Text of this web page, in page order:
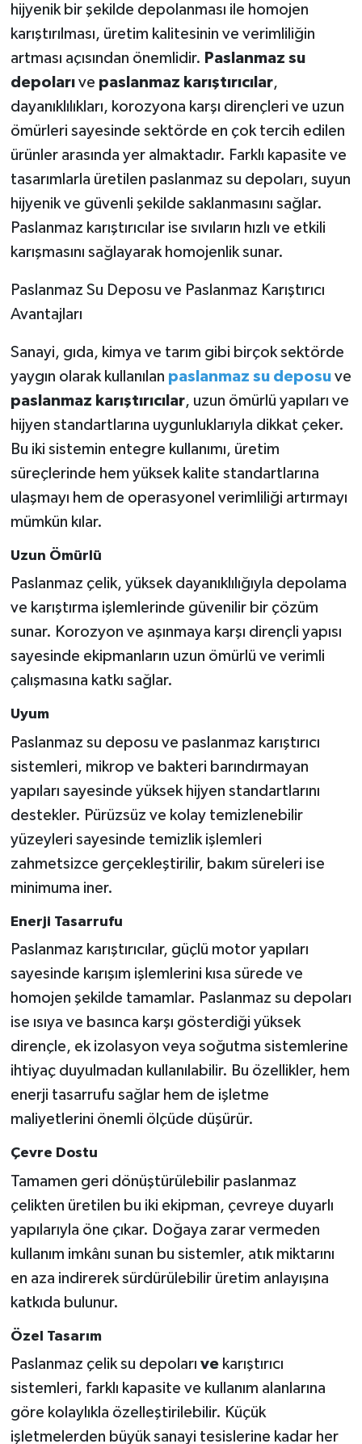
hijyenik bir şekilde depolanması ile homojen
karıştırılması, üretim kalitesinin ve verimliliğin
artması açısından önemlidir. Paslanmaz su
depolarıve paslanmaz karıştırıcılar,
dayanıklılıkları, korozyona karşı dirençleri ve uzun
ömürleri sayesinde sektörde en çok tercih edilen
ürünler arasında yer almaktadır. Farklı kapasite ve
tasarımlarla üretilen paslanmaz su depoları, suyun
hijyenik ve güvenli şekilde saklanmasını sağlar.
Paslanmaz karıştırıcılar ise sıvıların hızlı ve etkili
karışmasını sağlayarak homojenlik sunar.
Paslanmaz Su Deposu ve Paslanmaz Karıştırıcı
Avantajları
Sanayi, gıda, kimya ve tarım gibi birçok sektörde
yaygın olarak kullanılan paslanmaz su deposuve
paslanmaz karıştırıcılar, uzun ömürlü yapıları ve
hijyen standartlarına uygunluklarıyla dikkat çeker.
Bu iki sistemin entegre kullanımı, üretim
süreçlerinde hem yüksek kalite standartlarına
ulaşmayı hem de operasyonel verimliliği artırmayı
mümkün kılar.
Uzun Ömürlü
Paslanmaz çelik, yüksek dayanıklılığıyla depolama
ve karıştırma işlemlerinde güvenilir bir çözüm
sunar. Korozyon ve aşınmaya karşı dirençli yapısı
sayesinde ekipmanların uzun ömürlü ve verimli
çalışmasına katkı sağlar.
Uyum
Paslanmaz su deposu ve paslanmaz karıştırıcı
sistemleri, mikrop ve bakteri barındırmayan
yapıları sayesinde yüksek hijyen standartlarını
destekler. Pürüzsüz ve kolay temizlenebilir
yüzeyleri sayesinde temizlik işlemleri
zahmetsizce gerçekleştirilir, bakım süreleri ise
minimuma iner.
Enerji Tasarrufu
Paslanmaz karıştırıcılar, güçlü motor yapıları
sayesinde karışım işlemlerini kısa sürede ve
homojen şekilde tamamlar. Paslanmaz su depoları
ise ısıya ve basınca karşı gösterdiği yüksek
dirençle, ek izolasyon veya soğutma sistemlerine
ihtiyaç duyulmadan kullanılabilir. Bu özellikler, hem
enerji tasarrufu sağlar hem de işletme
maliyetlerini önemli ölçüde düşürür.
Çevre Dostu
Tamamen geri dönüştürülebilir paslanmaz
çelikten üretilen bu iki ekipman, çevreye duyarlı
yapılarıyla öne çıkar. Doğaya zarar vermeden
kullanım imkânı sunan bu sistemler, atık miktarını
en aza indirerek sürdürülebilir üretim anlayışına
katkıda bulunur.
Özel Tasarım
Paslanmaz çelik su depoları ve karıştırıcı
sistemleri, farklı kapasite ve kullanım alanlarına
göre kolaylıkla özelleştirilebilir. Küçük
işletmelerden büyük sanayi tesislerine kadar her